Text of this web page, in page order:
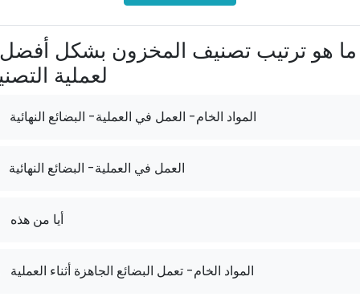
لعملية
المواد الخام- العمل في العملية- البضائع النهائية
العمل في العملية- البضائع النهائية
أيا من هذه
المواد الخام- تعمل البضائع الجاهزة أثناء العملية